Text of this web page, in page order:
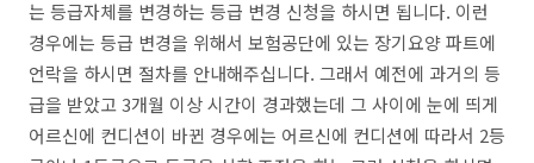
는 등급자체를 변경하는 등급 변경 신청을 하시면 됩니다. 이런
경우에는 등급 변경을 위해서 보험공단에 있는 장기요양 파트에
언락을 하시면 절차를 안내해주십니다. 그래서 예전에 과거의 등
급을 받았고 3개월 이상 시간이 경과했는데 그 사이에 눈에 띄게
어르신에 컨디션이 바뀐 경우에는 어르신에 컨디션에 따라서 2등